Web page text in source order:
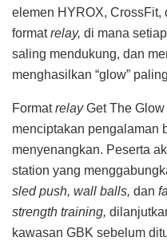
elemen HYROX, CrossFit,
formatrelay, di mana
saling mendukung, dan
menghasilkan “glow”
FormatrelayGet The
menciptakan pengalaman
menyenangkan. Peserta
station yang
sled push, wall balls, dan
strength training,
kawasan GBK sebelum